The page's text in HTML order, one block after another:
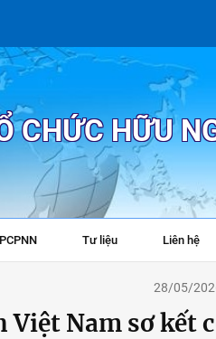
CHỨC HỮU
Tư liệu Liên hệ
28/05/
Việt Nam sơ kết